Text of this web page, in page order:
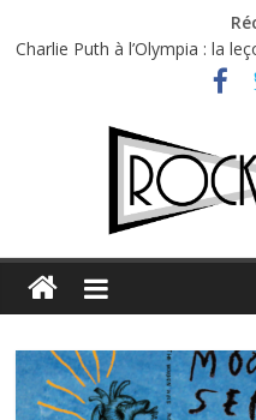
Charlie Puth à l’Olympia : la
Festival Triptyque : un
Hellfest 2026 vendredi :
Hellfest 2026 jeudi :
Première édition du Midgard